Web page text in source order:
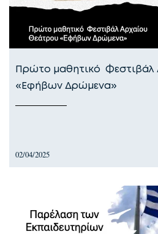
Πρώτο μαθητικό Φεστιβάλ
«Εφήβων Δρώμενα»
02/04/2025